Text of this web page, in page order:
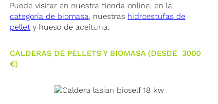
Puede visitar en nuestra tienda online, en la
categoría de biomasa, nuestras hidroestufas de
pellet y hueso de aceituna.
CALDERAS DE PELLETS Y BIOMASA (DESDE 3000
€)